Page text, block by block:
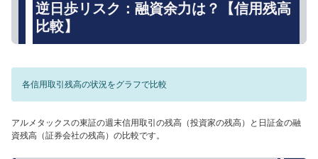
逆日歩リスク：融資余力は？【信用残高
比較】
各信用取引残高の状況をグラフで比較
アルメタックスの東証の週末信用取引の残高（投資家の残高）と日証金の融
資残高（証券会社の残高）の比較です。